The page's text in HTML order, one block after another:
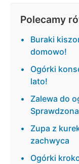
Polecamy
Buraki
domowo!
Ogórki
lato!
Zalewa do
Zupa z
zachwyca
Ogórki